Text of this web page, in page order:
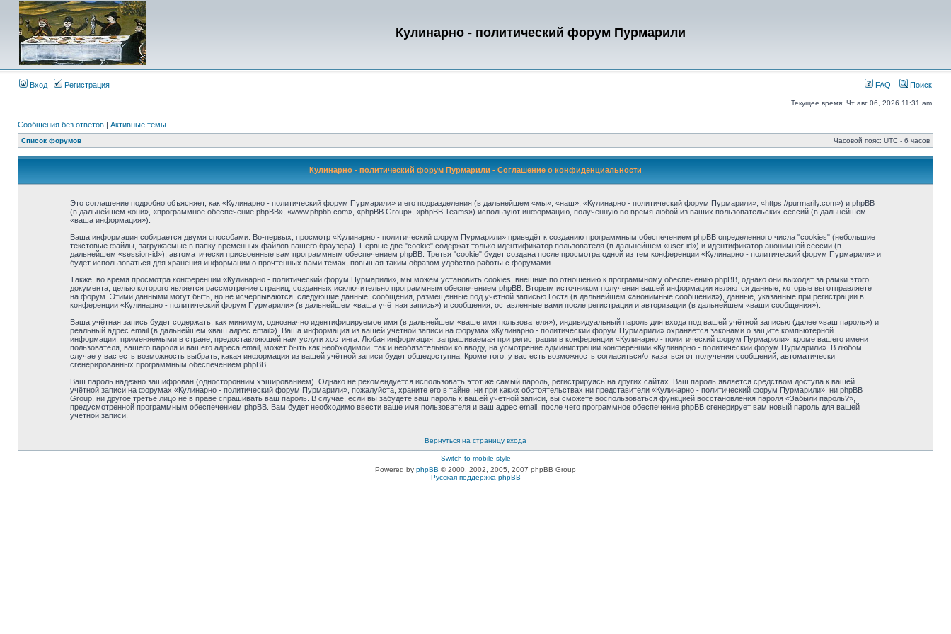
Кулинарно - политический форум Пурмарили
Вход Регистрация FAQ Поиск
Текущее время: Чт авг 06, 2026 11:31 am
Сообщения без ответов | Активные темы
Список форумов Часовой пояс: UTC - 6 часов
Кулинарно - политический форум Пурмарили - Соглашение о конфиденциальности
Это соглашение подробно объясняет, как «Кулинарно - политический форум Пурмарили» и его подразделения (в дальнейшем «мы», «наш», «Кулинарно - политический форум Пурмарили», «https://purmarily.com») и phpBB
(в дальнейшем «они», «программное обеспечение phpBB», «www.phpbb.com», «phpBB Group», «phpBB Teams») используют информацию, полученную во время любой из ваших пользовательских сессий (в дальнейшем
«ваша информация»).
Ваша информация собирается двумя способами. Во-первых, просмотр «Кулинарно - политический форум Пурмарили» приведёт к созданию программным обеспечением phpBB определенного числа "cookies" (небольшие
текстовые файлы, загружаемые в папку временных файлов вашего браузера). Первые две "cookie" содержат только идентификатор пользователя (в дальнейшем «user-id») и идентификатор анонимной сессии (в
дальнейшем «session-id»), автоматически присвоенные вам программным обеспечением phpBB. Третья "cookie" будет создана после просмотра одной из тем конференции «Кулинарно - политический форум Пурмарили» и
будет использоваться для хранения информации о прочтенных вами темах, повышая таким образом удобство работы с форумами.
Также, во время просмотра конференции «Кулинарно - политический форум Пурмарили», мы можем установить cookies, внешние по отношению к программному обеспечению phpBB, однако они выходят за рамки этого
документа, целью которого является рассмотрение страниц, созданных исключительно программным обеспечением phpBB. Вторым источником получения вашей информации являются данные, которые вы отправляете
на форум. Этими данными могут быть, но не исчерпываются, следующие данные: сообщения, размещенные под учётной записью Гостя (в дальнейшем «анонимные сообщения»), данные, указанные при регистрации в
конференции «Кулинарно - политический форум Пурмарили» (в дальнейшем «ваша учётная запись») и сообщения, оставленные вами после регистрации и авторизации (в дальнейшем «ваши сообщения»).
Ваша учётная запись будет содержать, как минимум, однозначно идентифицируемое имя (в дальнейшем «ваше имя пользователя»), индивидуальный пароль для входа под вашей учётной записью (далее «ваш пароль») и
реальный адрес email (в дальнейшем «ваш адрес email»). Ваша информация из вашей учётной записи на форумах «Кулинарно - политический форум Пурмарили» охраняется законами о защите компьютерной
информации, применяемыми в стране, предоставляющей нам услуги хостинга. Любая информация, запрашиваемая при регистрации в конференции «Кулинарно - политический форум Пурмарили», кроме вашего имени
пользователя, вашего пароля и вашего адреса email, может быть как необходимой, так и необязательной ко вводу, на усмотрение администрации конференции «Кулинарно - политический форум Пурмарили». В любом
случае у вас есть возможность выбрать, какая информация из вашей учётной записи будет общедоступна. Кроме того, у вас есть возможность согласиться/отказаться от получения сообщений, автоматически
сгенерированных программным обеспечением phpBB.
Ваш пароль надежно зашифрован (односторонним хэшированием). Однако не рекомендуется использовать этот же самый пароль, регистрируясь на других сайтах. Ваш пароль является средством доступа к вашей
учётной записи на форумах «Кулинарно - политический форум Пурмарили», пожалуйста, храните его в тайне, ни при каких обстоятельствах ни представители «Кулинарно - политический форум Пурмарили», ни phpBB
Group, ни другое третье лицо не в праве спрашивать ваш пароль. В случае, если вы забудете ваш пароль к вашей учётной записи, вы сможете воспользоваться функцией восстановления пароля «Забыли пароль?»,
предусмотренной программным обеспечением phpBB. Вам будет необходимо ввести ваше имя пользователя и ваш адрес email, после чего программное обеспечение phpBB сгенерирует вам новый пароль для вашей
учётной записи.
Вернуться на страницу входа
Switch to mobile style
Powered by phpBB © 2000, 2002, 2005, 2007 phpBB Group
Русская поддержка phpBB